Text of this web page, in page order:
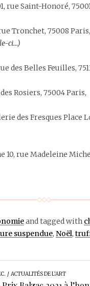
rue Saint-Honoré,
Tronchet, 75008 Paris,
ci…)
des Belles Feuilles,
Rosiers, 75004 Paris,
des Fresques Place
10, rue Madeleine
and tagged with
suspendue, Noël,
ACTUALITÉS DE L'ART